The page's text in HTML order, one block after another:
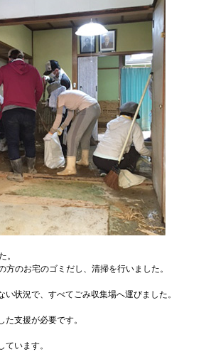
。
のお宅のゴミだし、清掃を行いました。
状況で、すべてごみ収集場へ運びました。
支援が必要です。
います。